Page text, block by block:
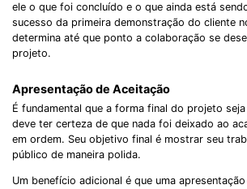
ele o que foi concluído e o que ainda está
sucesso da primeira demonstração do cliente
determina até que ponto a colaboração se
projeto.
Apresentação de Aceitação
É fundamental que a forma final do projeto
deve ter certeza de que nada foi deixado ao
em ordem. Seu objetivo final é mostrar seu
público de maneira polida.
Um benefício adicional é que uma